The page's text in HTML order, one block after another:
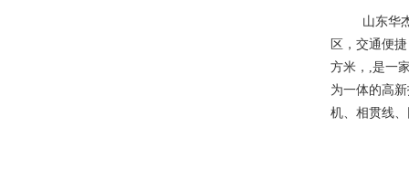
山东华
区，交通便
方米，,是一
为一体的高
机、相贯线